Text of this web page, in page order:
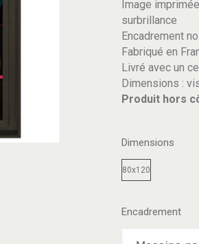
Image
surbrillance
Encadrement
Fabriqué en
Livré avec un
Dimensions :
Produit hors
Dimensions
80x120
Encadrement